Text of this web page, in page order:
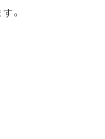
。